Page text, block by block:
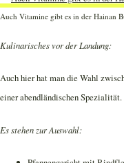
Auch Vitamine gibt es in der Hainan
Kulinarisches vor der Landung:
Auch hier hat man die Wahl
einer abendländischen Spezialität.
Es stehen zur Auswahl: